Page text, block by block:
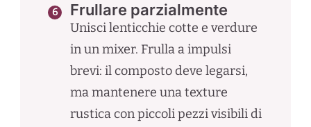
Frullare parzialmente
Unisci lenticchie cotte e verdure
in un mixer. Frulla a impulsi
brevi: il composto deve legarsi,
ma mantenere una texture
rustica con piccoli pezzi visibili di